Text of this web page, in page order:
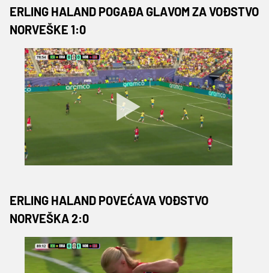
ERLING HALAND POGAĐA GLAVOM ZA VOĐSTVO
NORVEŠKE 1:0
ERLING HALAND POVEĆAVA VOĐSTVO
NORVEŠKA 2:0